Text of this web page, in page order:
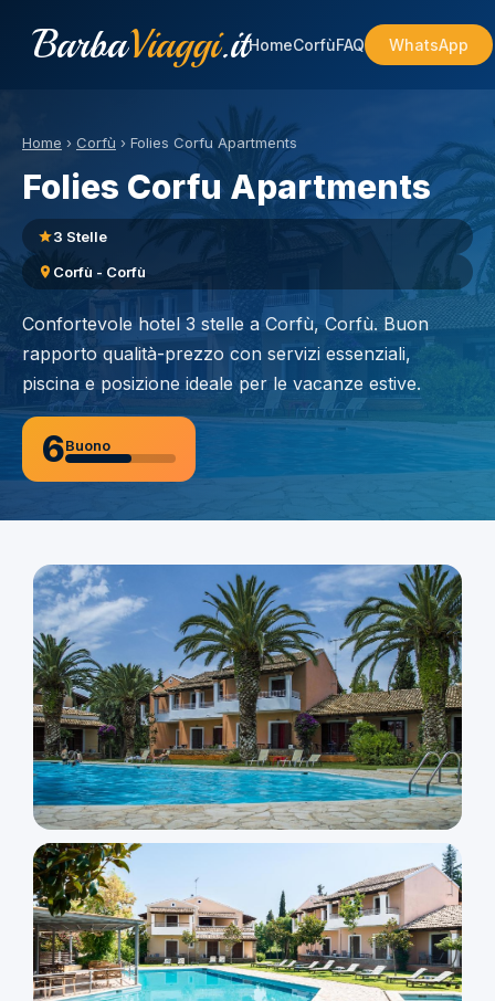
BarbaViaggi.itHomeCorfùFAQ WhatsApp
Home › Corfù › Folies Corfu Apartments
Folies Corfu Apartments
3 Stelle
Corfù - Corfù
Confortevole hotel 3 stelle a Corfù, Corfù. Buon
rapporto qualità-prezzo con servizi essenziali,
piscina e posizione ideale per le vacanze estive.
6Buono